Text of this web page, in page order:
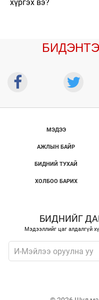
хүргэх вэ?
МЭДЭЭ
АЖЛЫН БАЙР
БИДНИЙ ТУХАЙ
ХОЛБОО БАРИХ
БИДНИЙГ
Мэдээллийг цаг алдалгүй